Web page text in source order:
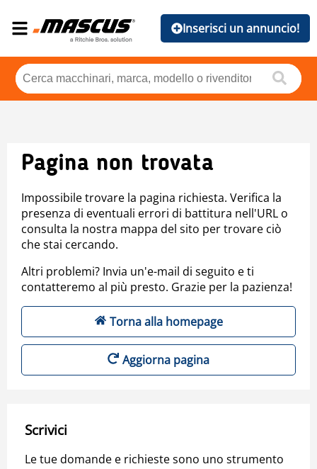
Inserisci un annuncio!
Pagina non trovata
Impossibile trovare la pagina richiesta. Verifica la
presenza di eventuali errori di battitura nell'URL o
consulta la nostra mappa del sito per trovare ciò
che stai cercando.
Altri problemi? Invia un'e-mail di seguito e ti
contatteremo al più presto. Grazie per la pazienza!
Torna alla homepage
Aggiorna pagina
Scrivici
Le tue domande e richieste sono uno strumento